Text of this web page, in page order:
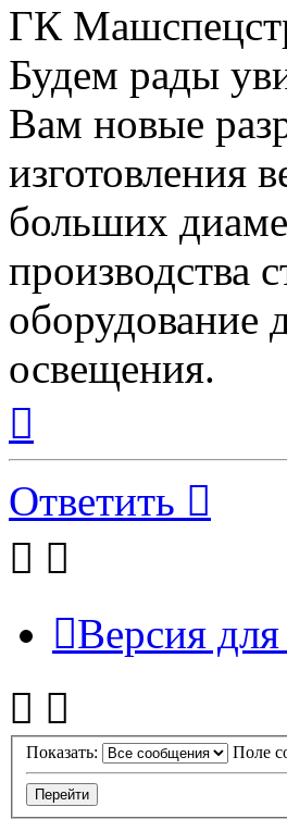
ГК
Будем рады
Вам новые
изготовления
больших
производства
оборудование
освещения.
началу
Ответить
Версия для
Показать: Поле